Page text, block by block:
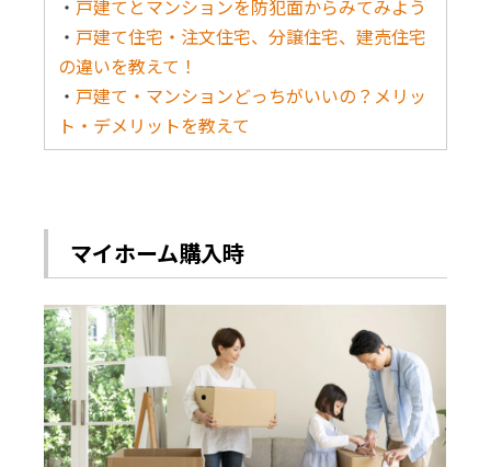
・ 戸建てとマンションを防犯面からみてみよう
・ 戸建て住宅・注文住宅、分譲住宅、建売住宅
の違いを教えて！
・ 戸建て・マンションどっちがいいの？メリッ
ト・デメリットを教えて
マイホーム購入時